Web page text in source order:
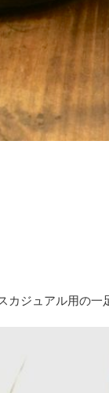
カジュアル用の